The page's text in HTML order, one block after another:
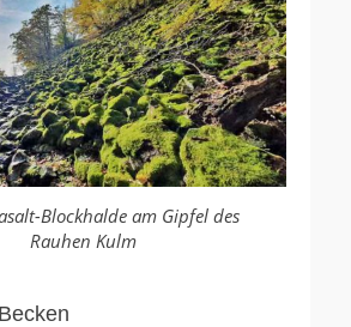
Blockhalde am Gipfel des
Rauhen Kulm